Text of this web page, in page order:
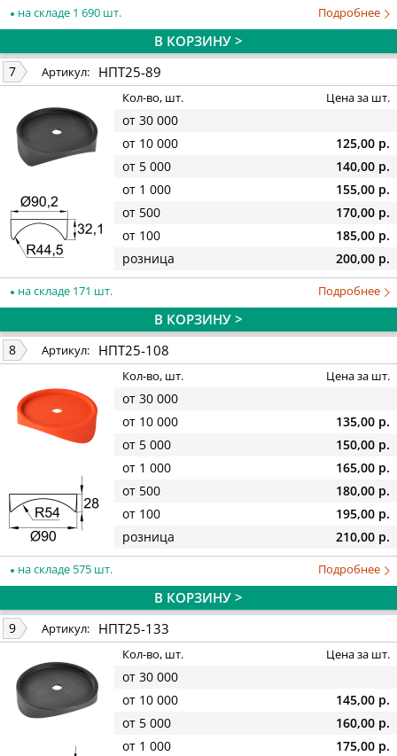
на складе 1 690 шт. Подробнее
В КОРЗИНУ >
7 Артикул: НПТ25-89
Кол-во, шт. Цена за шт.
от 30 000
от 10 000
125,00 р.
от 5 000
140,00 р.
от 1 000
155,00 р.
от 500
170,00 р.
от 100
185,00 р.
розница
200,00 р.
на складе 171 шт. Подробнее
В КОРЗИНУ >
8 Артикул: НПТ25-108
Кол-во, шт. Цена за шт.
от 30 000
от 10 000
135,00 р.
от 5 000
150,00 р.
от 1 000
165,00 р.
от 500
180,00 р.
от 100
195,00 р.
розница
210,00 р.
на складе 575 шт. Подробнее
В КОРЗИНУ >
9 Артикул: НПТ25-133
Кол-во, шт. Цена за шт.
от 30 000
от 10 000
145,00 р.
от 5 000
160,00 р.
от 1 000
175,00 р.